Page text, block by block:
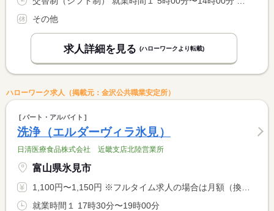
その他
求人詳細を見る (ハローワークより転載)
ハローワーク求人（掲載元：金沢公共職業安定所）
パート・アルバイト
洗浄（エルダーヴィラ氷見）
日清医療食品株式会社 近畿支店北陸営業所
富山県氷見市
1,100円〜1,150円 ※フルタイム求人の場合は月額（換算額）、パート求人の場合は時間額を表示しています。
就業時間１ 17時30分〜19時00分